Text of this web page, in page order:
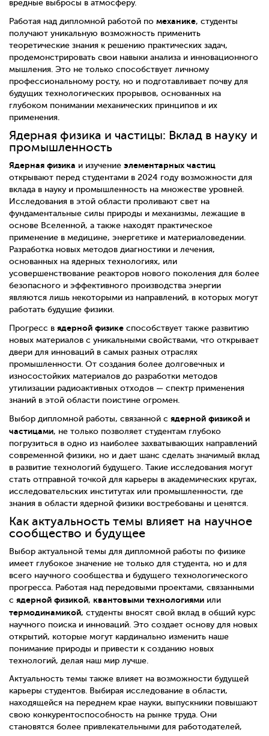
вредные выбросы в атмосферу.
Работая над дипломной работой по механике, студенты
получают уникальную возможность применить
теоретические знания к решению практических задач,
продемонстрировать свои навыки анализа и инновационного
мышления. Это не только способствует личному
профессиональному росту, но и подготавливает почву для
будущих технологических прорывов, основанных на
глубоком понимании механических принципов и их
применения.
Ядерная физика и частицы: Вклад в науку и
промышленность
Ядерная физика и изучение элементарных частиц
открывают перед студентами в 2024 году возможности для
вклада в науку и промышленность на множестве уровней.
Исследования в этой области проливают свет на
фундаментальные силы природы и механизмы, лежащие в
основе Вселенной, а также находят практическое
применение в медицине, энергетике и материаловедении.
Разработка новых методов диагностики и лечения,
основанных на ядерных технологиях, или
усовершенствование реакторов нового поколения для более
безопасного и эффективного производства энергии
являются лишь некоторыми из направлений, в которых могут
работать будущие физики.
Прогресс в ядерной физике способствует также развитию
новых материалов с уникальными свойствами, что открывает
двери для инноваций в самых разных отраслях
промышленности. От создания более долговечных и
износостойких материалов до разработки методов
утилизации радиоактивных отходов — спектр применения
знаний в этой области поистине огромен.
Выбор дипломной работы, связанной с ядерной физикой и
частицами, не только позволяет студентам глубоко
погрузиться в одно из наиболее захватывающих направлений
современной физики, но и дает шанс сделать значимый вклад
в развитие технологий будущего. Такие исследования могут
стать отправной точкой для карьеры в академических кругах,
исследовательских институтах или промышленности, где
знания в области ядерной физики востребованы и ценятся.
Как актуальность темы влияет на научное
сообщество и будущее
Выбор актуальной темы для дипломной работы по физике
имеет глубокое значение не только для студента, но и для
всего научного сообщества и будущего технологического
прогресса. Работая над передовыми проектами, связанными
с ядерной физикой, квантовыми технологиями или
термодинамикой, студенты вносят свой вклад в общий курс
научного поиска и инноваций. Это создает основу для новых
открытий, которые могут кардинально изменить наше
понимание природы и привести к созданию новых
технологий, делая наш мир лучше.
Актуальность темы также влияет на возможности будущей
карьеры студентов. Выбирая исследование в области,
находящейся на переднем крае науки, выпускники повышают
свою конкурентоспособность на рынке труда. Они
становятся более привлекательными для работодателей,